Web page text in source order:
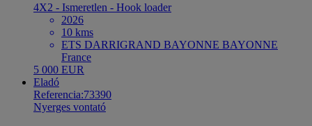
4X2 - Ismeretlen - Hook loader
2026
10 kms
ETS DARRIGRAND BAYONNE BAYONNE
France
5 000 EUR
Eladó
Referencia:73390
Nyerges vontató